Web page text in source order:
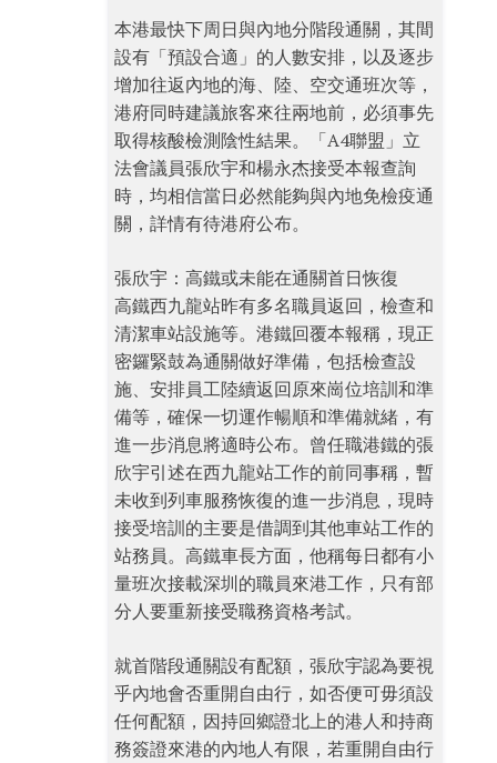
本港最快下周日與內地分階段通關，其間
設有「預設合適」的人數安排，以及逐步
增加往返內地的海、陸、空交通班次等，
港府同時建議旅客來往兩地前，必須事先
取得核酸檢測陰性結果。「A4聯盟」立
法會議員張欣宇和楊永杰接受本報查詢
時，均相信當日必然能夠與內地免檢疫通
關，詳情有待港府公布。
張欣宇：高鐵或未能在通關首日恢復
高鐵西九龍站昨有多名職員返回，檢查和
清潔車站設施等。港鐵回覆本報稱，現正
密鑼緊鼓為通關做好準備，包括檢查設
施、安排員工陸續返回原來崗位培訓和準
備等，確保一切運作暢順和準備就緒，有
進一步消息將適時公布。曾任職港鐵的張
欣宇引述在西九龍站工作的前同事稱，暫
未收到列車服務恢復的進一步消息，現時
接受培訓的主要是借調到其他車站工作的
站務員。高鐵車長方面，他稱每日都有小
量班次接載深圳的職員來港工作，只有部
分人要重新接受職務資格考試。
就首階段通關設有配額，張欣宇認為要視
乎內地會否重開自由行，如否便可毋須設
任何配額，因持回鄉證北上的港人和持商
務簽證來港的內地人有限，若重開自由行